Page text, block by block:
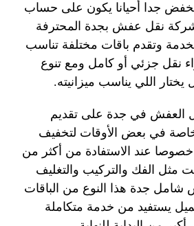
جدا أحيانا يكون على حساب
شركة نقل عفش بجدة المحترفة
وتقدم باقات مختلفة تناسب
نقل جزئي أو كامل ومع تنوع
يختار اللي يناسب ميزانيته.
في جدة على تقديم
في بعض الأوقات لتخفيف
خصوصا عند الاستفادة من أكثر من
الفك والتركيب والتغليف
جدة هذا النوع من الباقات
يستفيد من خدمة متكاملة